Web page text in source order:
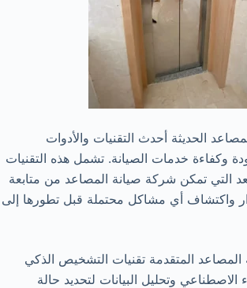
الحديثة أحدث التقنيات والأدوات
وكفاءة خدمات الصيانة. تشمل هذه التقنيات
التي تمكن شركة صيانة المصاعد من متابعة
واكتشاف أي مشاكل محتملة قبل تطورها إلى
المتقدمة تقنيات التشخيص الذكي
الاصطناعي وتحليل البيانات لتحديد حالة